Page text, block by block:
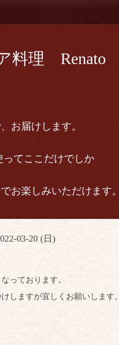
料理 Renato
お届けします。
ってここだけでしか
お楽しみいただけます。
03-20 (日)
っております。
しますが宜しくお願いします。